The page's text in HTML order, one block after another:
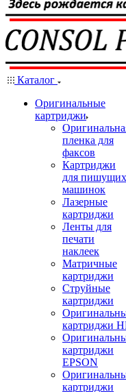
Каталог
Оригинальные
картриджи
пленка для
факсов
Картриджи
для пишущих
машинок
Лазерные
картриджи
Ленты для
печати
наклеек
Матричные
картриджи
Струйные
картриджи
картриджи
картриджи
EPSON
картриджи